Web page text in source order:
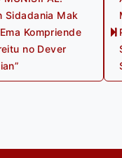
Previous
post:
Sidadania Mak
Kompriende
no Dever